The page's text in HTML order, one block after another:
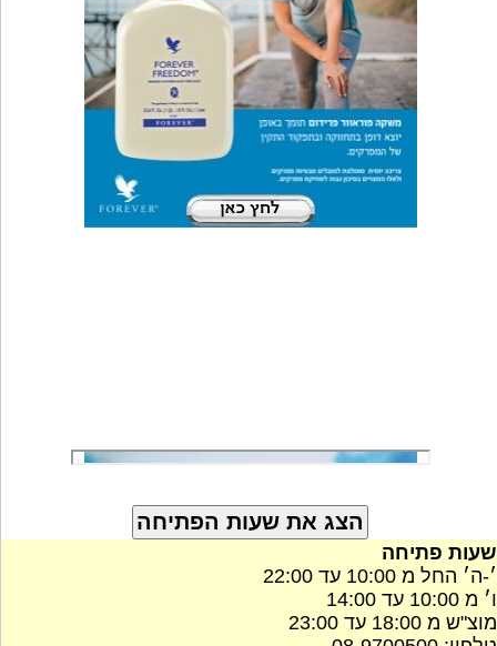
שעות פתיחה
׳-ה׳ החל מ 10:00 עד 22:00
ו׳ מ 10:00 עד 14:00
מוצ"ש מ 18:00 עד 23:00